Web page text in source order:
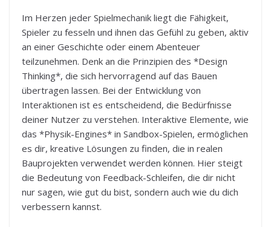
Im Herzen jeder Spielmechanik liegt die Fähigkeit,
Spieler zu fesseln und ihnen das Gefühl zu geben, aktiv
an einer Geschichte oder einem Abenteuer
teilzunehmen. Denk an die Prinzipien des *Design
Thinking*, die sich hervorragend auf das Bauen
übertragen lassen. Bei der Entwicklung von
Interaktionen ist es entscheidend, die Bedürfnisse
deiner Nutzer zu verstehen. Interaktive Elemente, wie
das *Physik-Engines* in Sandbox-Spielen, ermöglichen
es dir, kreative Lösungen zu finden, die in realen
Bauprojekten verwendet werden können. Hier steigt
die Bedeutung von Feedback-Schleifen, die dir nicht
nur sagen, wie gut du bist, sondern auch wie du dich
verbessern kannst.